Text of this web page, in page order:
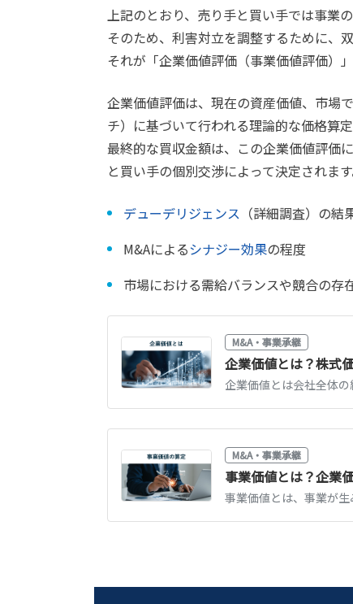
上記のとおり、売り手と買い手では事業
そのため、利害対立を調整するために、
それが「企業価値評価（事業価値評価）」
企業価値評価は、現在の資産価値、市場
チ）に基づいて行われる理論的な価格算
最終的な買収金額は、この企業価値評価
と買い手の個別交渉によって決定されます
デューデリジェンス （詳細調査）の
M&Aによるシナジー効果の程度
市場における需給バランスや競合の存
M&A・事業承継
企業価値とは？株式
M&A・事業承継
事業価値とは？企業